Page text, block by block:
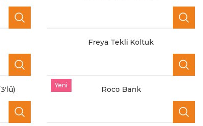
Freya Tekli Koltuk
Yeni Roco Bank